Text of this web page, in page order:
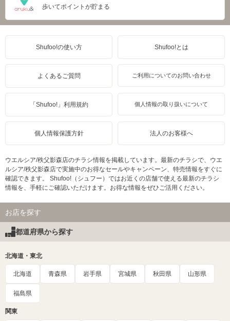
歩いてポイントが貯まる
Shufoo!の使い方 Shufoo!とは
よくあるご質問 ご利用についてのお問い合わせ
「Shufoo!」利用規約 個人情報の取り扱いについて
個人情報保護方針 法人のお客様へ
ウエルシア/秩父影森店のチラシ情報を掲載しています。最新のチラシで、ウエ
ルシア/秩父影森店で実施中のお得なセールやキャンペーン、特売情報をすぐに
確認できます。 Shufoo!（シュフー）ではお近くの店舗で使える最新のチラシ
情報を、手軽にご確認いただけます。お得な情報をぜひご活用ください。
お店を探す
都道府県から探す
北海道・東北
北海道 青森県 岩手県 宮城県 秋田県 山形県
福島県
関東